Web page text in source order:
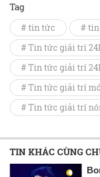
Tag
# tin tức #
# Tin tức giải trí
# Tin tức giải trí
# Tin tức giải trí
# Tin tức giải trí
TIN KHÁC CÙNG